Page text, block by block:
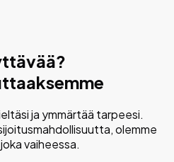
ja ymmärtää tarpeesi.
olemme
vaiheessa.